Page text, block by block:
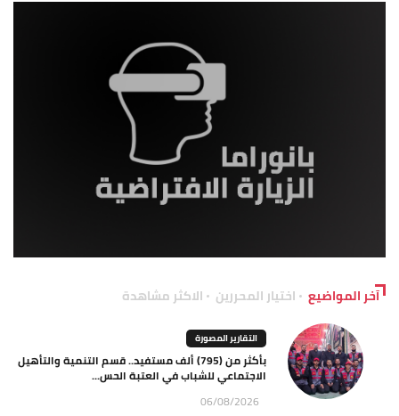
آخر المواضيع اختيار المحررين الاكثر مشاهدة
التقارير المصورة
بأكثر من (795) ألف مستفيد.. قسم التنمية والتأهيل
الاجتماعي للشباب في العتبة الحس...
06/08/2026